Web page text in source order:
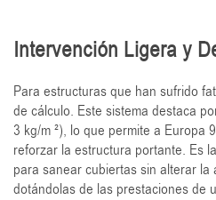
Intervención Ligera y
Para estructuras que han sufrido
de cálculo. Este sistema destaca
3 kg/m²), lo que permite a Europa
reforzar la estructura portante. Es
para sanear cubiertas sin alterar
dotándolas de las prestaciones de